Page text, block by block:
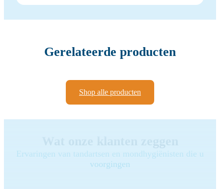
Gerelateerde producten
Shop alle producten
Ervaringen van tandartsen en mondhygiënisten die u
voorgingen